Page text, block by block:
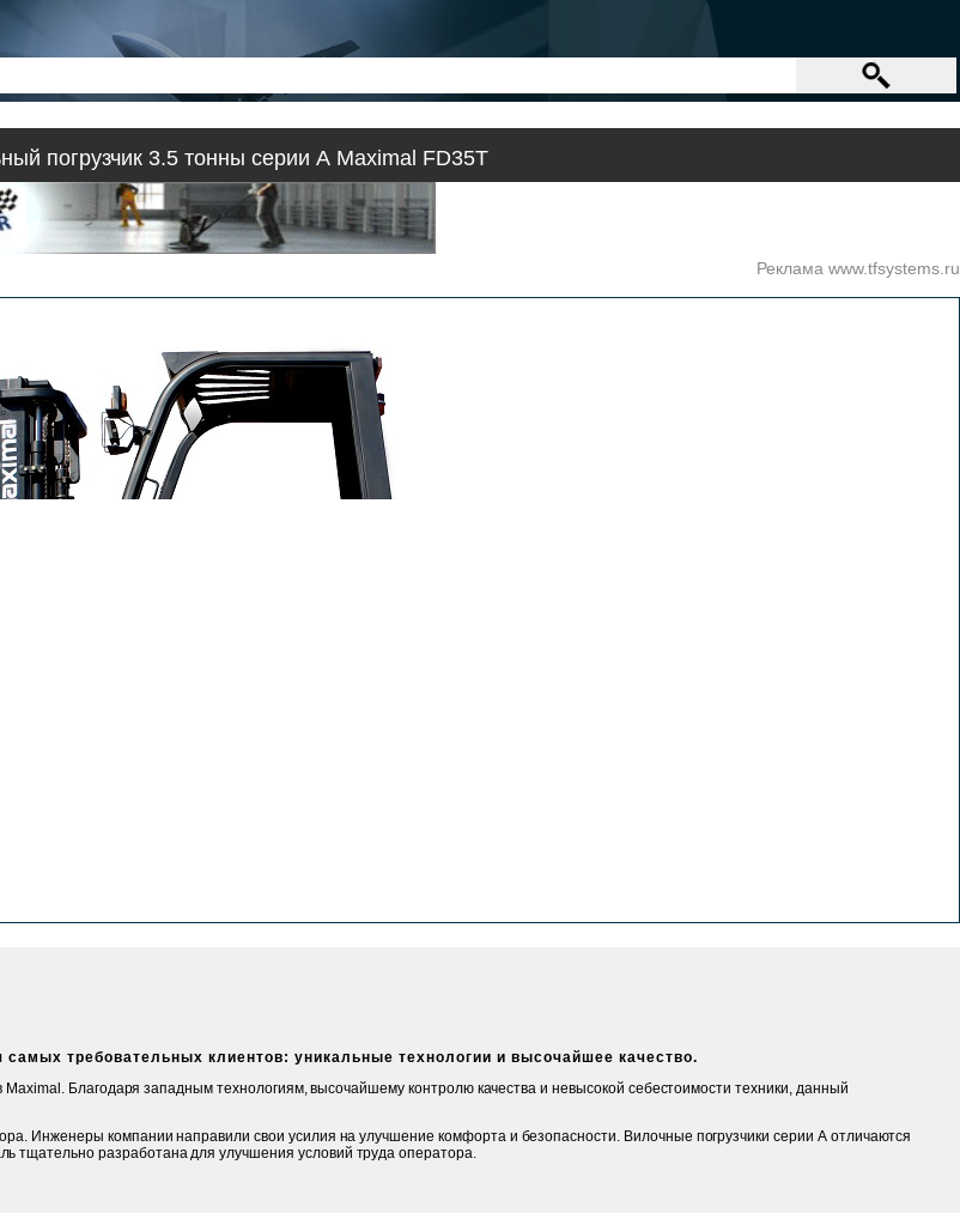
погрузчик 3.5 тонны серии А Maximal FD35T
Реклама www.tfsystems.ru
требовательных клиентов: уникальные технологии и высочайшее качество.
Благодаря западным технологиям, высочайшему контролю качества и невысокой себестоимости техники, данный
Инженеры компании направили свои усилия на улучшение комфорта и безопасности. Вилочные погрузчики серии А отличаются
тщательно разработана для улучшения условий труда оператора.